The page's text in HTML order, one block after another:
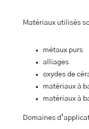
Matériaux utilisés
métaux purs
alliages
oxydes de
matériaux à
matériaux à
Domaines